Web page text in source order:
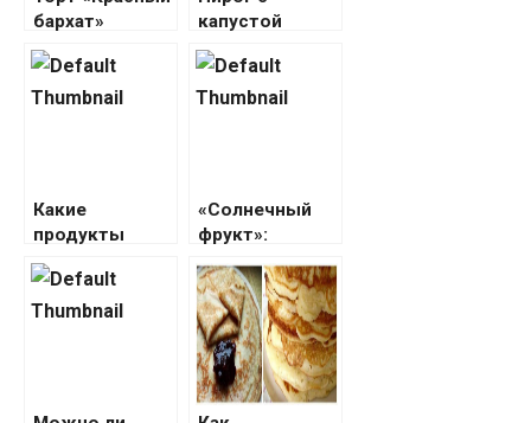
бархат»
капустой
Какие
продукты
ускоряют
старение
организма в
«Солнечный
фрукт»:
полезные
свойства,
рецепты и
польза
грейпфрута